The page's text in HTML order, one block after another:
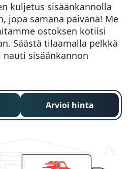
kuljetus sisäänkannolla
jopa samana päivänä! Me
ostoksen kotiisi
Säästä tilaamalla pelkkä
sisäänkannon
Arvioi hinta